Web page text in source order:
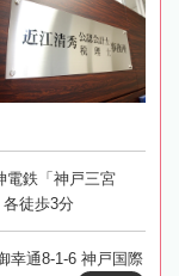
電鉄「神戸三宮
徒歩3分
幸通8-1-6 神戸国際